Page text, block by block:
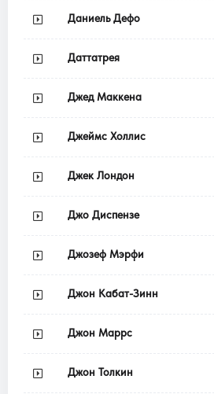
Даниель Дефо
Даттатрея
Джед Маккена
Джеймс Холлис
Джек Лондон
Джо Диспензе
Джозеф Мэрфи
Джон Кабат-Зинн
Джон Маррс
Джон Толкин